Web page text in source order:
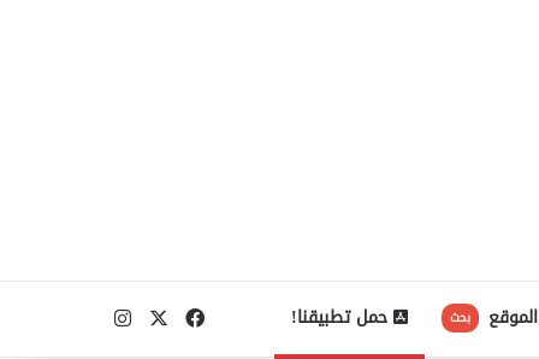
بحث حمل تطبيقنا! فيسبوكانستقرام